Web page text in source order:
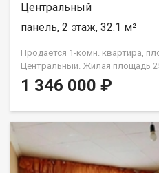
Центральный
панель, 2 этаж, 32.1 м²
Продается 1-комн. квартира,
Центральный. Жилая площадь
Квартира располагается на 2
дома 1966 года постройки.
1 346 000 ₽